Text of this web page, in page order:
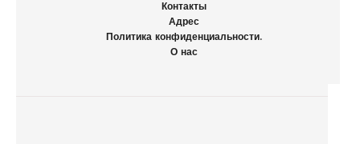
Контакты
Адрес
Политика конфиденциальности.
О нас